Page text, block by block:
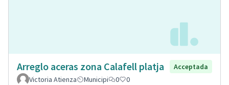
Arreglo aceras zona Calafell platja
Acceptada
Victoria Atienza
Municipi 0 0